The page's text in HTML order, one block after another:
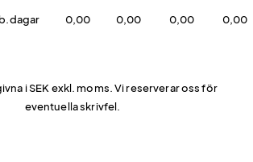
0,00 0,00 0,00 0,00
i SEK exkl. moms. Vi reserverar oss för
eventuella skrivfel.